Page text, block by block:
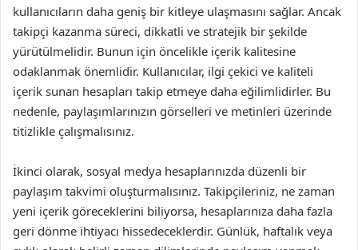
kullanıcıların daha geniş bir kitleye ulaşmasını sağlar. Ancak
takipçi kazanma süreci, dikkatli ve stratejik bir şekilde
yürütülmelidir. Bunun için öncelikle içerik kalitesine
odaklanmak önemlidir. Kullanıcılar, ilgi çekici ve kaliteli
içerik sunan hesapları takip etmeye daha eğilimlidirler. Bu
nedenle, paylaşımlarınızın görselleri ve metinleri üzerinde
titizlikle çalışmalısınız.
İkinci olarak, sosyal medya hesaplarınızda düzenli bir
paylaşım takvimi oluşturmalısınız. Takipçileriniz, ne zaman
yeni içerik göreceklerini biliyorsa, hesaplarınıza daha fazla
geri dönme ihtiyacı hissedeceklerdir. Günlük, haftalık veya